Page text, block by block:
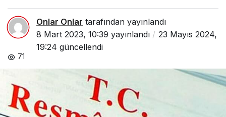
Onlar Onlar tarafından yayınlandı
8 Mart 2023, 10:39 yayınlandı
23 Mayıs 2024,
19:24 güncellendi
71